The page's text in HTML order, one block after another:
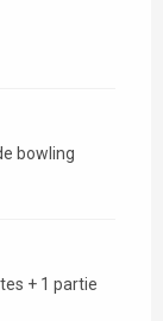
bowling
+ 1 partie